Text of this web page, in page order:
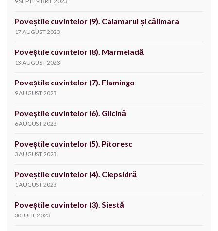
Poveștile cuvintelor (9). Calamarul și călimara
17 AUGUST 2023
Poveștile cuvintelor (8). Marmeladă
13 AUGUST 2023
Poveștile cuvintelor (7). Flamingo
9 AUGUST 2023
Poveștile cuvintelor (6). Glicină
6 AUGUST 2023
Poveștile cuvintelor (5). Pitoresc
3 AUGUST 2023
Poveștile cuvintelor (4). Clepsidră
1 AUGUST 2023
Poveștile cuvintelor (3). Siestă
30 IULIE 2023